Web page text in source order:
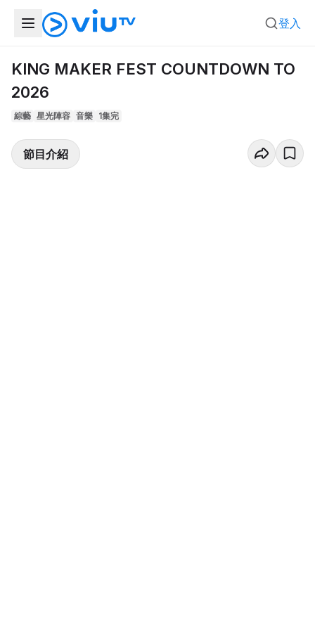
登入
KING MAKER FEST COUNTDOWN TO
2026
綜藝 星光陣容 音樂 1集完
節目介紹